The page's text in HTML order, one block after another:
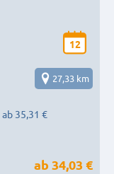
12
27,33 km
ab 35,31 €
ab 34,03 €